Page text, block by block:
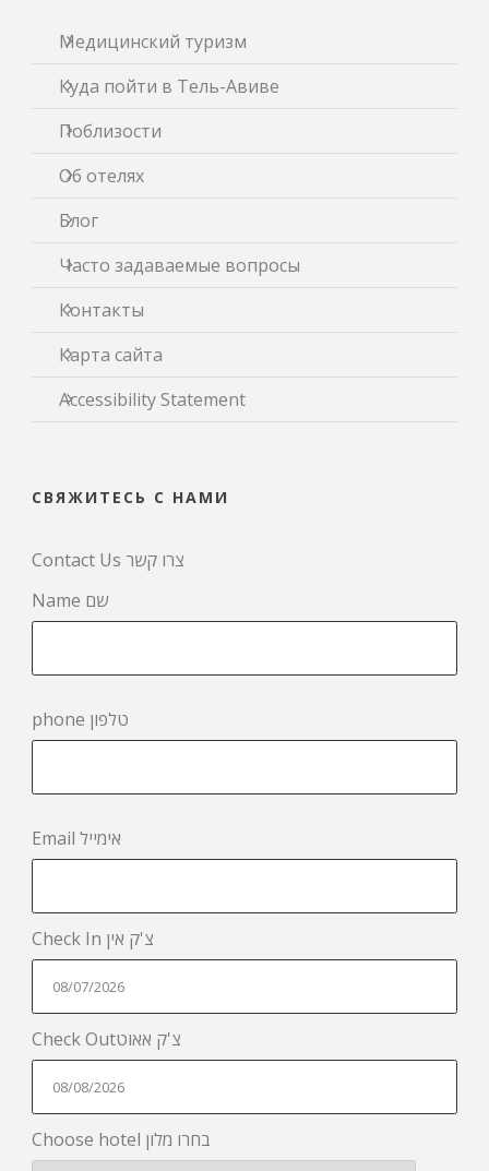
Медицинский туризм
Куда пойти в Тель-Авиве
Поблизости
Об отелях
Блог
Часто задаваемые вопросы
Контакты
Карта сайта
Accessibility Statement
СВЯЖИТЕСЬ С НАМИ
Contact Us צרו קשר
Name שם
phone טלפון
Email אימייל
Check In צ'ק אין
Check Outצ'ק אאוט
Choose hotel בחרו מלון